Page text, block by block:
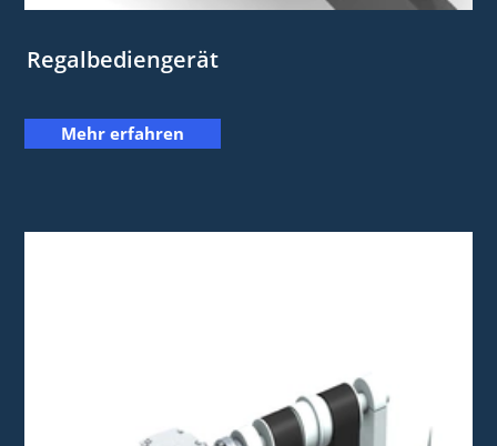
Regalbediengerät
Mehr erfahren